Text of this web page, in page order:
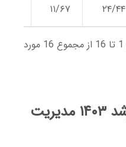
۲۴/۴۴ ۱۱/۶۷
نمونه کارنامه کنکور ارشد ۱۴۰۳ مدیریت